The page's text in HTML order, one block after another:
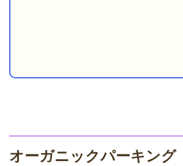
オーガニックパーキング